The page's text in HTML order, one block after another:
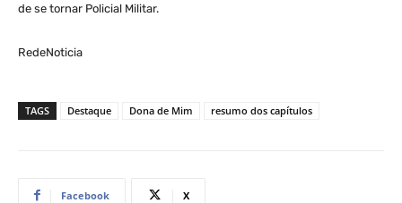
de se tornar Policial Militar.
RedeNoticia
TAGS Destaque Dona de Mim resumo dos capítulos
Facebook X